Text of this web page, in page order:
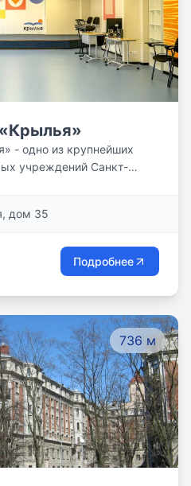
- одно из крупнейших
учреждений Санкт-
и самовыражения.
дом 35
Подробнее
736 м